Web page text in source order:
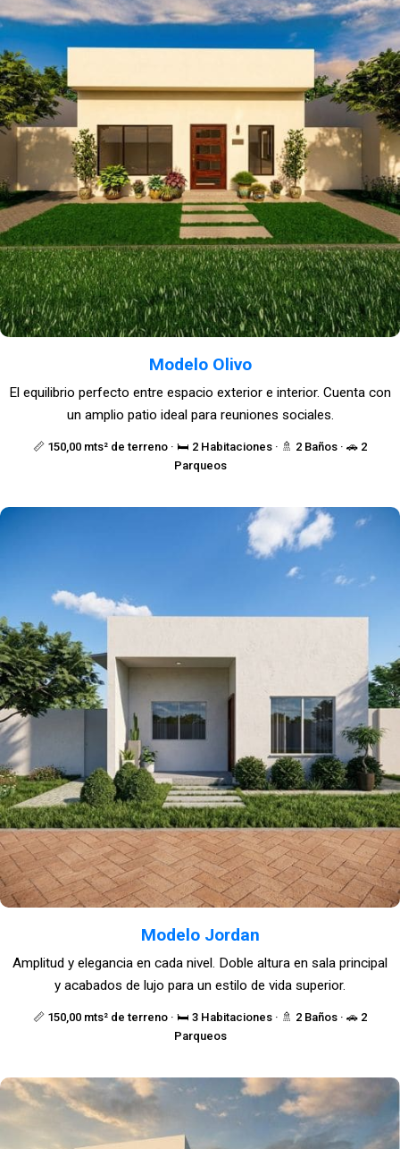
Modelo Olivo
📏 150,00 mts² de terreno · 🛏️ 2 Habitaciones · 🚿 2 Baños · 🚗 2
Parqueos
El equilibrio perfecto entre espacio exterior e interior. Cuenta con
un amplio patio ideal para reuniones sociales.
Modelo Jordan
📏 150,00 mts² de terreno · 🛏️ 3 Habitaciones · 🚿 2 Baños · 🚗 2
Parqueos
Amplitud y elegancia en cada nivel. Doble altura en sala principal
y acabados de lujo para un estilo de vida superior.